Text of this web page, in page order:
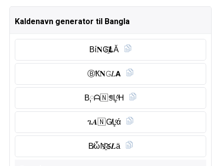
Kaldenavn generator til Bangla
Bί𝐍G҈𝙇Ă
Ⓑ︎Ҟ𝐍𝙶𝐿𝗔
B༙ᗩ🇳 ꁅL̥ͦΉ
ጌ𝑨🇳 G̸L̥ͦά
B̸ὦN҈ᘜ𝑳ä